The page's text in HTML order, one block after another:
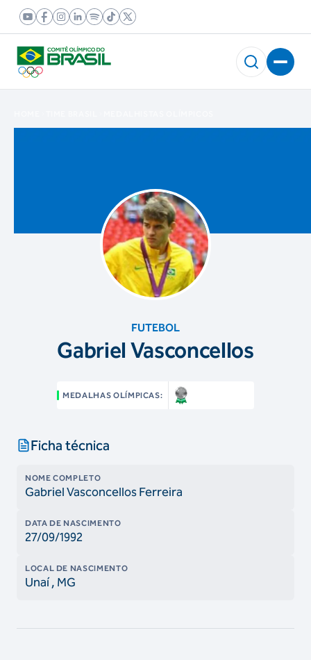
FUTEBOL
Gabriel Vasconcellos
MEDALHAS OLÍMPICAS:
Ficha técnica
NOME COMPLETO
Gabriel Vasconcellos Ferreira
DATA DE NASCIMENTO
27/09/1992
LOCAL DE NASCIMENTO
Unaí, MG